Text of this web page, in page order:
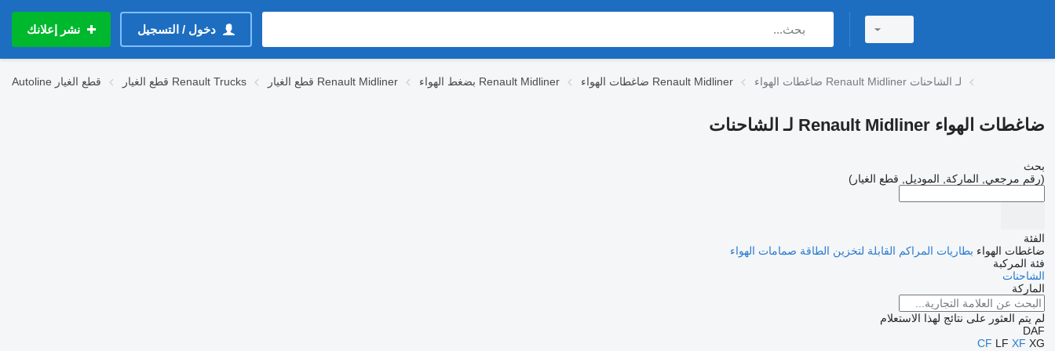
دخول / التسجيل نشر إعلانك
Autoline قطع الغيار قطع الغيار Renault Trucks قطع الغيار Renault Midliner بضغط الهواء Renault Midliner ضاغطات الهواء Renault Midliner ضاغطات الهواء Renault Midliner لـ الشاحنات
ضاغطات الهواء Renault Midliner لـ الشاحنات
بحث
(رقم مرجعي, الماركة, الموديل, قطع الغيار)
الفئة
ضاغطات الهواء بطاريات المراكم القابلة لتخزين الطاقة صمامات الهواء
فئة المركبة
الشاحنات
الماركة
لم يتم العثور على نتائج لهذا الاستعلام
DAF
CF LF XF XG